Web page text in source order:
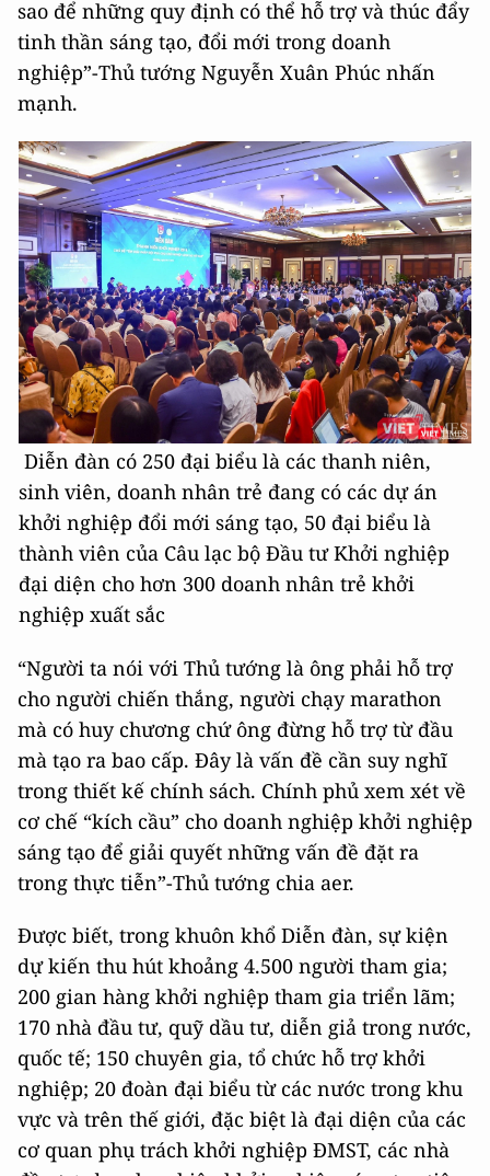
sao để những quy định có thể hỗ trợ và thúc đẩy
tinh thần sáng tạo, đổi mới trong doanh
nghiệp”-Thủ tướng Nguyễn Xuân Phúc nhấn
mạnh.
Diễn đàn có 250 đại biểu là các thanh niên,
sinh viên, doanh nhân trẻ đang có các dự án
khởi nghiệp đổi mới sáng tạo, 50 đại biểu là
thành viên của Câu lạc bộ Đầu tư Khởi nghiệp
đại diện cho hơn 300 doanh nhân trẻ khởi
nghiệp xuất sắc
“Người ta nói với Thủ tướng là ông phải hỗ trợ
cho người chiến thắng, người chạy marathon
mà có huy chương chứ ông đừng hỗ trợ từ đầu
mà tạo ra bao cấp. Đây là vấn đề cần suy nghĩ
trong thiết kế chính sách. Chính phủ xem xét về
cơ chế “kích cầu” cho doanh nghiệp khởi nghiệp
sáng tạo để giải quyết những vấn đề đặt ra
trong thực tiễn”-Thủ tướng chia aer.
Được biết, trong khuôn khổ Diễn đàn, sự kiện
dự kiến thu hút khoảng 4.500 người tham gia;
200 gian hàng khởi nghiệp tham gia triển lãm;
170 nhà đầu tư, quỹ dầu tư, diễn giả trong nước,
quốc tế; 150 chuyên gia, tổ chức hỗ trợ khởi
nghiệp; 20 đoàn đại biểu từ các nước trong khu
vực và trên thế giới, đặc biệt là đại diện của các
cơ quan phụ trách khởi nghiệp ĐMST, các nhà